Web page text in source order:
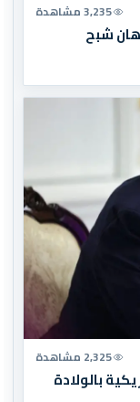
3,235 مشاهدة
شبح
2,325 مشاهدة
بالولادة